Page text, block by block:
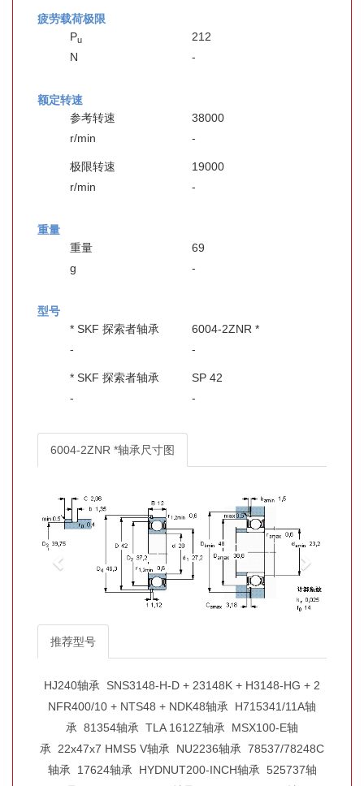
疲劳载荷极限
Pu
212
N
-
额定转速
参考转速
38000
r/min
-
极限转速
19000
r/min
-
重量
重量
69
g
-
型号
* SKF 探索者轴承
6004-2ZNR *
-
-
* SKF 探索者轴承
SP 42
-
-
6004-2ZNR *轴承尺寸图
推荐型号
HJ240轴承 SNS3148-H-D + 23148K + H3148-HG + 2
NFR400/10 + NTS48 + NDK48轴承 H715341/11A轴
承 81354轴承 TLA 1612Z轴承 MSX100-E轴
承 22x47x7 HMS5 V轴承 NU2236轴承 78537/78248C
轴承 17624轴承 HYDNUT200-INCH轴承 525737轴